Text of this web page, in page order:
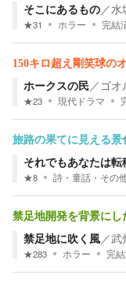
そこにあるもの／水
★31 ホラー 完結
150キロ超え剛笑球の
ホークスの民／ ゴオ
★23 現代ドラマ
旅路の果てに見える景
それでもあなたは転
★8 詩・童話・その
禁足地開発を背景にし
禁足地に吹く風／武
★283 ホラー 完